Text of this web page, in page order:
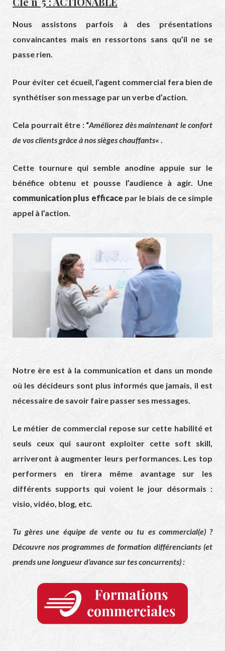
Nous assistons parfois à des présentations
convaincantes mais en ressortons sans qu’il ne se
passe rien.
Pour éviter cet écueil, l’agent commercial fera bien de
synthétiser son message par un verbe d’action.
Cela pourrait être : “Améliorez dès maintenant le confort
de vos clients grâce à nos sièges chauffants« .
Cette tournure qui semble anodine appuie sur le
bénéfice obtenu et pousse l’audience à agir. Une
communication plus efficace par le biais de ce simple
appel à l’action.
Notre ère est à la communication et dans un monde
où les décideurs sont plus informés que jamais, il est
nécessaire de savoir faire passer ses messages.
Le métier de commercial repose sur cette habilité et
seuls ceux qui sauront exploiter cette soft skill,
arriveront à augmenter leurs performances. Les top
performers en tirera même avantage sur les
différents supports qui voient le jour désormais :
visio, vidéo, blog, etc.
Tu gères une équipe de vente ou tu es commercial(e) ?
Découvre nos programmes de formation différenciants (et
prends une longueur d’avance sur tes concurrents) :